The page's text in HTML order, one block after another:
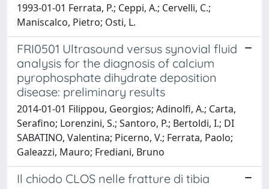
1993-01-01 Ferrata, P.; Ceppi, A.; Cervelli, C.;
Maniscalco, Pietro; Osti, L.
FRI0501 Ultrasound versus synovial fluid
analysis for the diagnosis of calcium
pyrophosphate dihydrate deposition
disease: preliminary results
2014-01-01 Filippou, Georgios; Adinolfi, A.; Carta,
Serafino; Lorenzini, S.; Santoro, P.; Bertoldi, I.; DI
SABATINO, Valentina; Picerno, V.; Ferrata, Paolo;
Galeazzi, Mauro; Frediani, Bruno
Il chiodo CLOS nelle fratture di tibia